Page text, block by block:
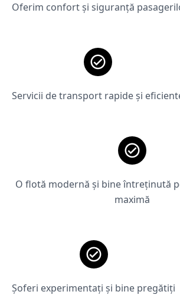
Oferim confort și siguranță
Servicii de transport rapide și
O flotă modernă și bine întreținută
maximă
Șoferi experimentați și bine pregătiți